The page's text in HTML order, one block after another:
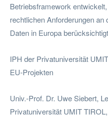
Betriebsframework
rechtlichen Anforderungen
Daten in Europa
IPH der Privatuniversität
EU-Projekten
Univ.-Prof. Dr. Uwe Siebert,
Privatuniversität UMIT